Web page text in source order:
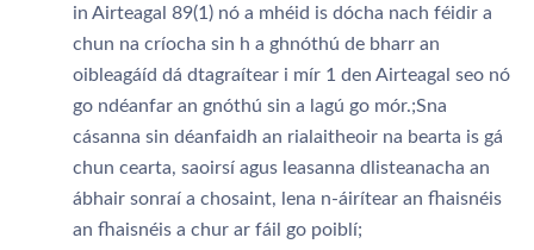
in Airteagal 89(1) nó a mhéid is dócha nach féidir a
chun na críocha sin h a ghnóthú de bharr an
oibleagáíd dá dtagraítear i mír 1 den Airteagal seo nó
go ndéanfar an gnóthú sin a lagú go mór.;Sna
cásanna sin déanfaidh an rialaitheoir na bearta is gá
chun cearta, saoirsí agus leasanna dlisteanacha an
ábhair sonraí a chosaint, lena n-áirítear an fhaisnéis
an fhaisnéis a chur ar fáil go poiblí;